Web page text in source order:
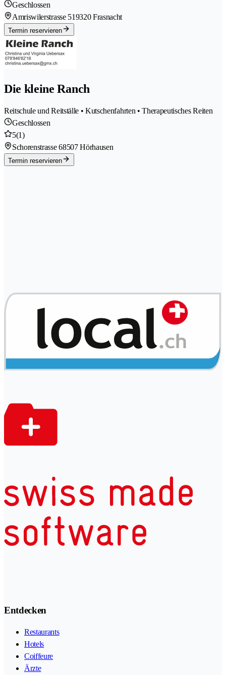
Geschlossen
Amriswilerstrasse 519320 Frasnacht
Termin reservieren
Die kleine Ranch
Reitschule und Reitställe • Kutschenfahrten • Therapeutisches Reiten
Geschlossen
5(1)
Schorenstrasse 68507 Hörhausen
Termin reservieren
Entdecken
Restaurants
Hotels
Coiffeure
Ärzte